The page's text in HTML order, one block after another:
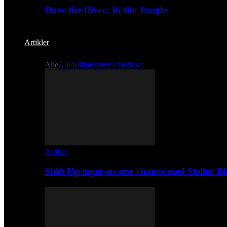
Dave the Diver: In the Jungle
Artikler
AlleGuidesInterviewsPreviews
Artikel
Shift Up tager en stor chance med Stellar